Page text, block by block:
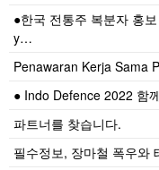
●한국 전통주 복분자 홍
y…
Penawaran Kerja Sama
● Indo Defence 2022 함
파트너를 찾습니다.
필수정보, 장마철 폭우와